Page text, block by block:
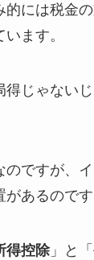
的には税金
ます。
得じゃない
のですが、
あるのです
得控除」と「